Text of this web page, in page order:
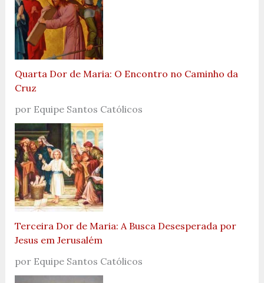
Quarta Dor de Maria: O Encontro no Caminho da
Cruz
por Equipe Santos Católicos
Terceira Dor de Maria: A Busca Desesperada por
Jesus em Jerusalém
por Equipe Santos Católicos